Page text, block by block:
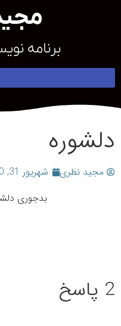
برنامه
دلشوره
مجید نظری شهریور 31, 1390
بدجوری
2 پاسخ